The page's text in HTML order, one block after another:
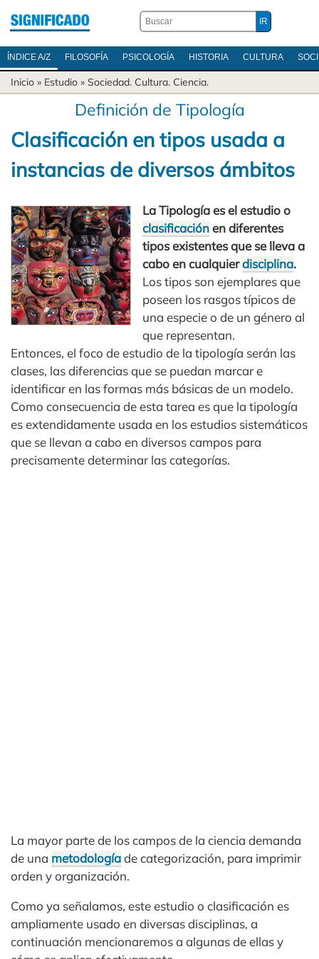
ÍNDICE A/Z FILOSOFÍA PSICOLOGÍA HISTORIA CULTURA
Inicio » Estudio » Sociedad. Cultura. Ciencia.
Definición de Tipología
Clasificación en tipos usada a
instancias de diversos ámbitos
La Tipología es el estudio o
clasificaciónen diferentes
tipos existentes que se lleva a
cabo en cualquierdisciplina.
Los tipos son ejemplares que
poseen los rasgos típicos de
una especie o de un género al
que representan.
Entonces, el foco de estudio de la tipología serán las
clases, las diferencias que se puedan marcar e
identificar en las formas más básicas de un modelo.
Como consecuencia de esta tarea es que la tipología
es extendidamente usada en los estudios sistemáticos
que se llevan a cabo en diversos campos para
precisamente determinar las categorías.
La mayor parte de los campos de la ciencia demanda
de una metodologíade categorización, para imprimir
orden y organización.
Como ya señalamos, este estudio o clasificación es
ampliamente usado en diversas disciplinas, a
continuación mencionaremos a algunas de ellas y